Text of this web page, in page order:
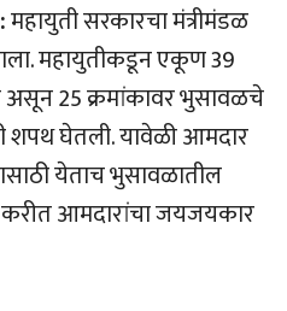
महायुती सरकारचा मंत्रीमंडळ
महायुतीकडून एकूण 39
25 क्रमांकावर भुसावळचे
शपथ घेतली. यावेळी आमदार
येताच भुसावळातील
करीत आमदारांचा जयजयकार